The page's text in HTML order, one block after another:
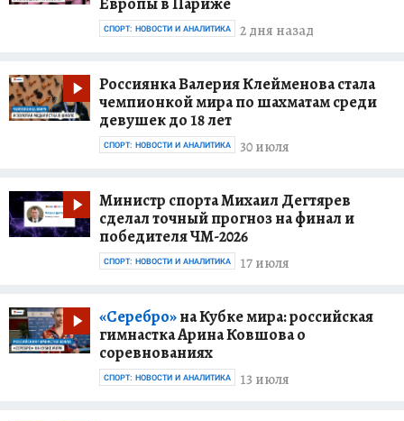
2 дня назад
СПОРТ: НОВОСТИ И АНАЛИТИКА
Россиянка Валерия Клейменова стала
чемпионкой мира по шахматам среди
девушек до 18 лет
30 июля
СПОРТ: НОВОСТИ И АНАЛИТИКА
Министр спорта Михаил Дегтярев
сделал точный прогноз на финал и
победителя ЧМ-2026
17 июля
СПОРТ: НОВОСТИ И АНАЛИТИКА
«Серебро»на Кубке мира: российская
гимнастка Арина Ковшова о
соревнованиях
13 июля
СПОРТ: НОВОСТИ И АНАЛИТИКА